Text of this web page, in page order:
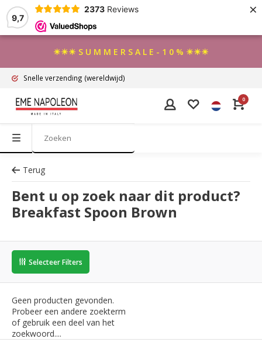
9,7
2373 Reviews ×
☀☀☀ S U M M E R S A L E - 1 0 % ☀☀☀
Snelle verzending (wereldwijd)
0
Terug
Bent u op zoek naar dit product?
Breakfast Spoon Brown
Selecteer Filters
Geen producten gevonden.
Probeer een andere zoekterm
of gebruik een deel van het
zoekwoord....